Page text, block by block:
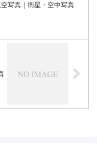
写真｜衛星・空中写真